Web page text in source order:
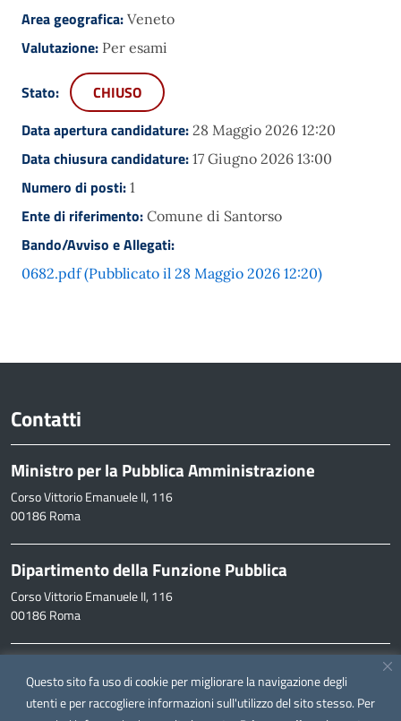
Questo sito fa uso di cookie per migliorare la navigazione degli
utenti e per raccogliere informazioni sull'utilizzo del sito stesso. Per
Area geografica: Veneto
Valutazione: Per esami
Stato:
CHIUSO
Data apertura candidature: 28 Maggio 2026 12:20
Data chiusura candidature: 17 Giugno 2026 13:00
Numero di posti: 1
Ente di riferimento: Comune di Santorso
Bando/Avviso e Allegati:
0682.pdf (Pubblicato il 28 Maggio 2026 12:20)
Contatti
Ministro per la Pubblica Amministrazione
Corso Vittorio Emanuele II, 116
00186 Roma
Dipartimento della Funzione Pubblica
Corso Vittorio Emanuele II, 116
00186 Roma
inpa@funzionepubblica.it